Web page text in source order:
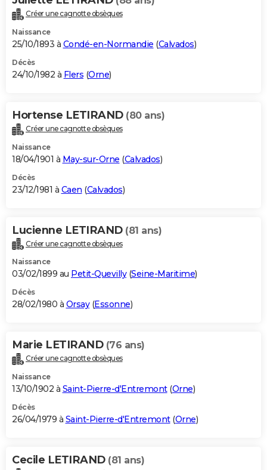
Créer une cagnotte obsèques
Naissance
25/10/1893 à Condé-en-Normandie (Calvados)
Décès
24/10/1982 à Flers (Orne)
Hortense LETIRAND (80 ans)
Créer une cagnotte obsèques
Naissance
18/04/1901 à May-sur-Orne (Calvados)
Décès
23/12/1981 à Caen (Calvados)
Lucienne LETIRAND (81 ans)
Créer une cagnotte obsèques
Naissance
03/02/1899 au Petit-Quevilly(Seine-Maritime)
Décès
28/02/1980 à Orsay(Essonne)
Marie LETIRAND (76 ans)
Créer une cagnotte obsèques
Naissance
13/10/1902 à Saint-Pierre-d'Entremont(Orne)
Décès
26/04/1979 à Saint-Pierre-d'Entremont(Orne)
Cecile LETIRAND (81 ans)